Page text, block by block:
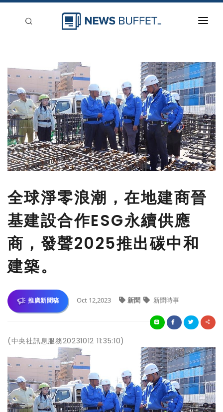
新聞稿分類
刊登
全球淨零浪潮，在地建商晉
基建設合作ESG永續供應
商，發聲2025推出碳中和
建築。
推廣新聞稿 Oct 12,2023 新聞 新聞時事
(中央社訊息服務20231012 11:35:10)